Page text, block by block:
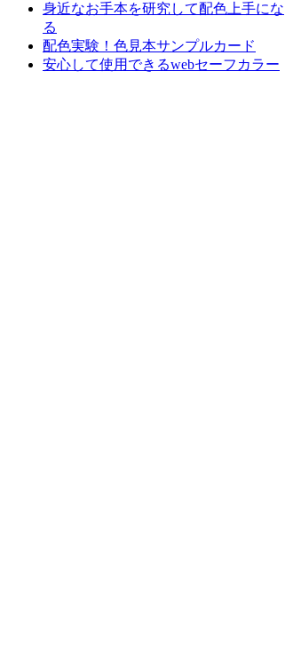
身近なお手本を研究して配色上手にな
る
配色実験！色見本サンプルカード
安心して使用できるwebセーフカラー